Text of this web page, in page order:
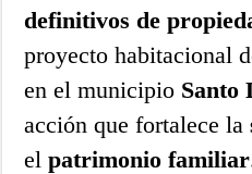
definitivos de
proyecto habitacional
en el municipio Santo
acción que fortalece la
elpatrimonio familiar